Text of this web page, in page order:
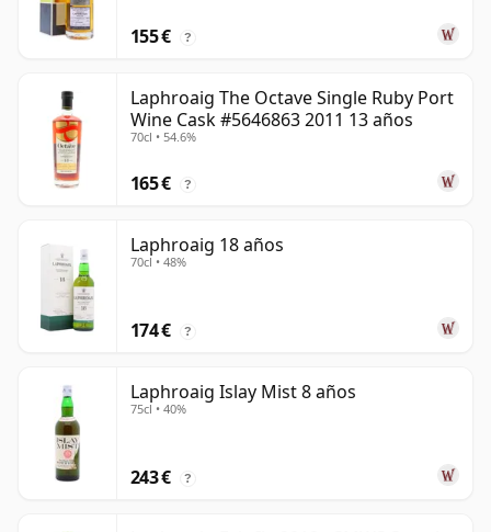
155 € ?
Laphroaig The Octave Single Ruby Port
Wine Cask #5646863 2011 13 años
70cl • 54.6%
165 € ?
Laphroaig 18 años
70cl • 48%
174 € ?
Laphroaig Islay Mist 8 años
75cl • 40%
243 € ?